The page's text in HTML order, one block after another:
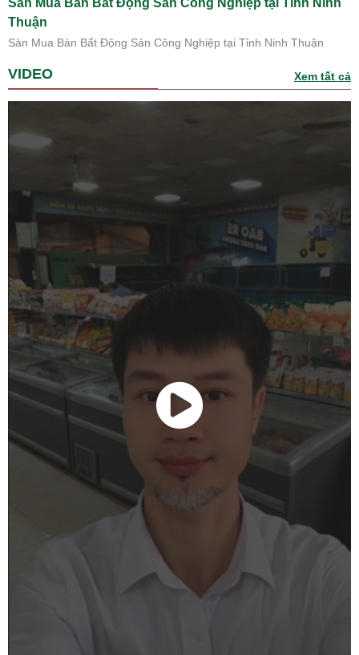
Sàn Mua Bán Bất Động Sản Công Nghiệp tại Tỉnh Ninh
Thuận
Sàn Mua Bán Bất Động Sản Công Nghiệp tại Tỉnh Ninh Thuận
VIDEO Xem tất cả